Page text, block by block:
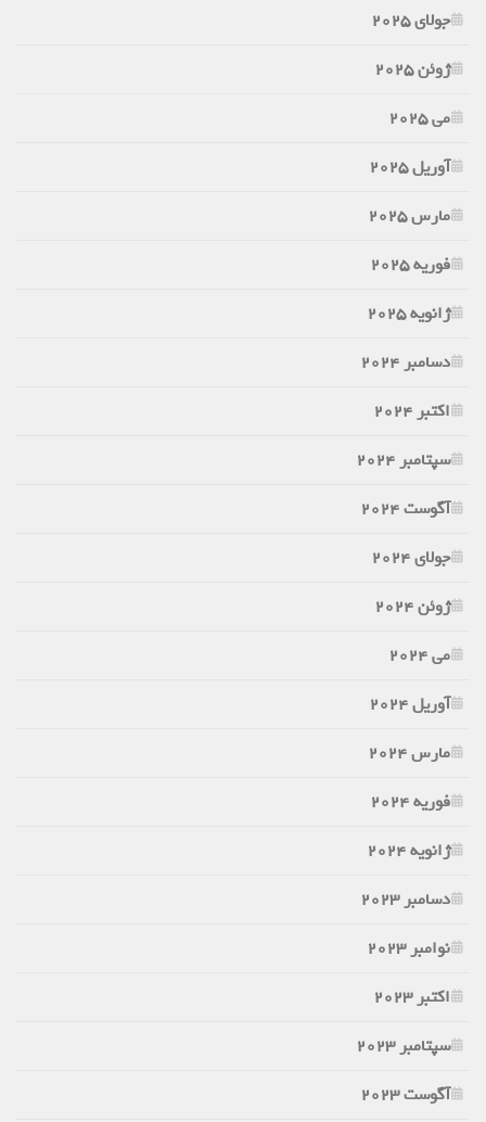
جولای 2025
ژوئن 2025
می 2025
آوریل 2025
مارس 2025
فوریه 2025
ژانویه 2025
دسامبر 2024
اکتبر 2024
سپتامبر 2024
آگوست 2024
جولای 2024
ژوئن 2024
می 2024
آوریل 2024
مارس 2024
فوریه 2024
ژانویه 2024
دسامبر 2023
نوامبر 2023
اکتبر 2023
سپتامبر 2023
آگوست 2023